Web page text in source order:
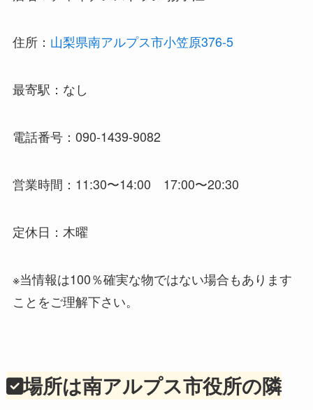
住所： 山梨県南アルプス市小笠原376-5
最寄駅：なし
電話番号：090-1439-9082
営業時間：11:30〜14:00 17:00〜20:30
定休日：木曜
※当情報は100％確実な物ではない場合もあります
ことをご理解下さい。
場所は南アルプス市役所の隣